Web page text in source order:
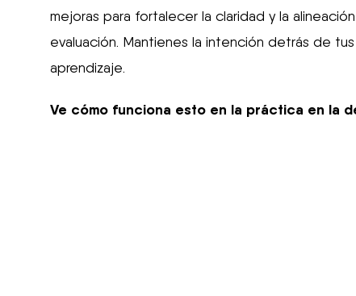
mejoras para fortalecer la claridad y la
evaluación. Mantienes la intención detrás de
aprendizaje.
Ve cómo funciona esto en la práctica en la